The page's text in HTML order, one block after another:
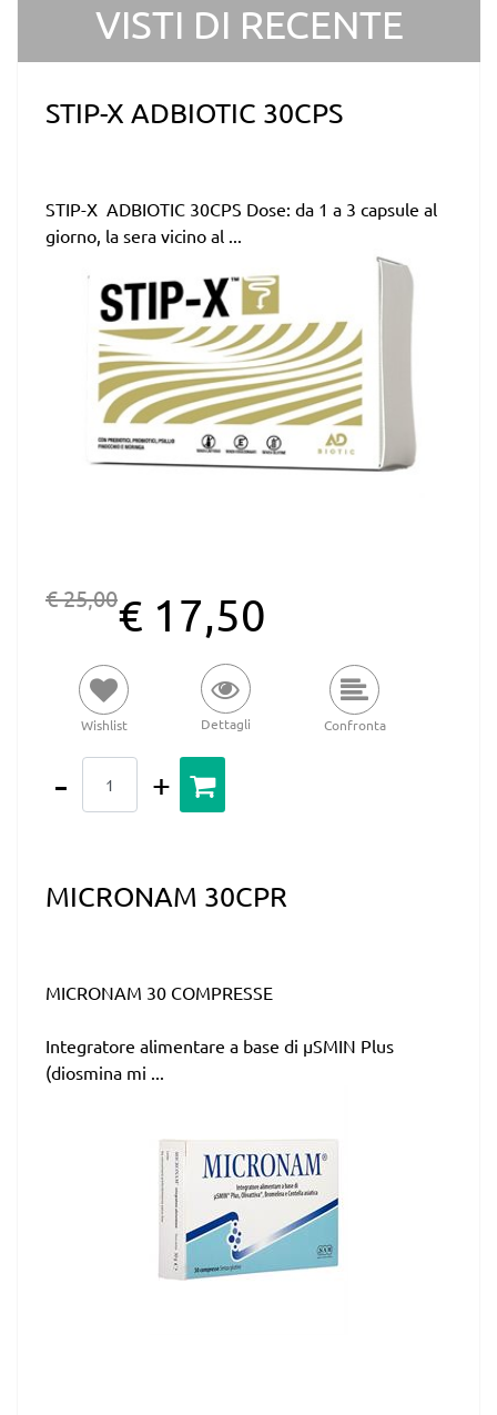
VISTI DI RECENTE
STIP-X ADBIOTIC 30CPS
STIP-X ADBIOTIC 30CPS Dose: da 1 a 3 capsule al
giorno, la sera vicino al ...
€ 25,00€ 17,50
Wishlist Dettagli Confronta
MICRONAM 30CPR
MICRONAM 30 COMPRESSE
Integratore alimentare a base di µSMIN Plus
(diosmina mi ...